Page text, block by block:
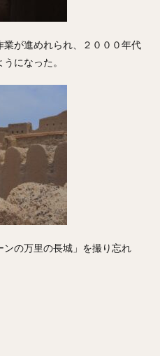
が進めれられ、２０００年代
になった。
の万里の長城」を撮り忘れ